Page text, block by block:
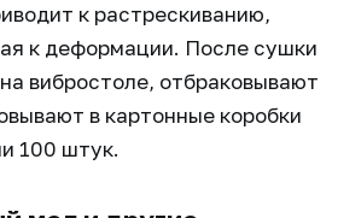
к растрескиванию,
к деформации. После сушки
вибростоле, отбраковывают
в картонные коробки
100 штук.